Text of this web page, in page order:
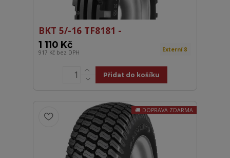
BKT 5/-16 TF8181 -
1 110 Kč
917 Kč bez DPH Externí 8
Přidat do košíku
DOPRAVA ZDARMA